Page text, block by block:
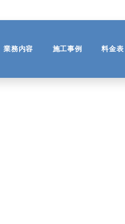
業務内容 施工事例 料金表